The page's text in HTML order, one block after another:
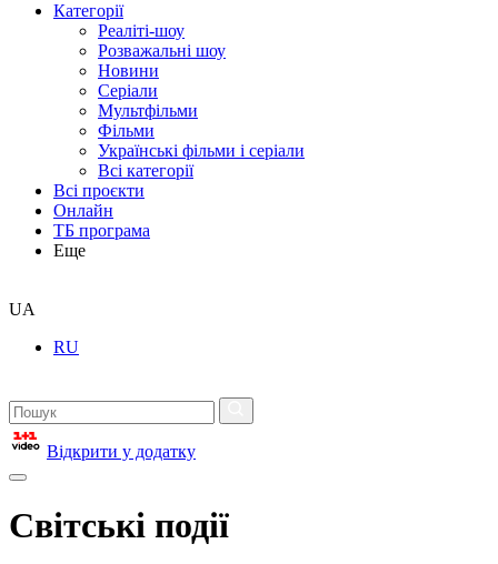
Категорії
Реаліті-шоу
Розважальні шоу
Новини
Серіали
Мультфільми
Фільми
Українські фільми і серіали
Всі категорії
Всі проєкти
Онлайн
ТБ програма
Еще
UA
RU
Відкрити у додатку
Світські події